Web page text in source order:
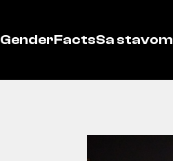
GenderFactsSa stavom